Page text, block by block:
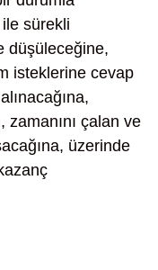
ile sürekli
düşüleceğine,
isteklerine cevap
zamanını çalan ve
üzerinde